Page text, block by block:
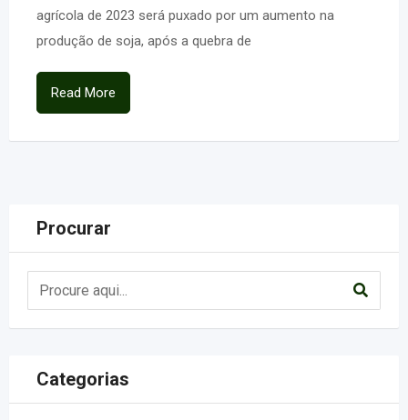
agrícola de 2023 será puxado por um aumento na
produção de soja, após a quebra de
Read More
Procurar
Categorias